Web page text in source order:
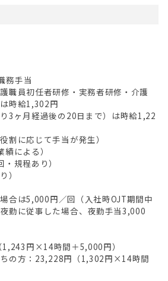
務手当
職員初任者研修・実務者研修・介護
時給1,302円
3ヶ月経過後の20日まで）は時給1,22
割に応じて手当が発生）
による）
規程あり）
）
合は5,000円／回（入社時OJT期間中
勤に従事した場合、夜勤手当3,000
円×14時間＋5,000円）
の方：23,228円（1,302円×14時間